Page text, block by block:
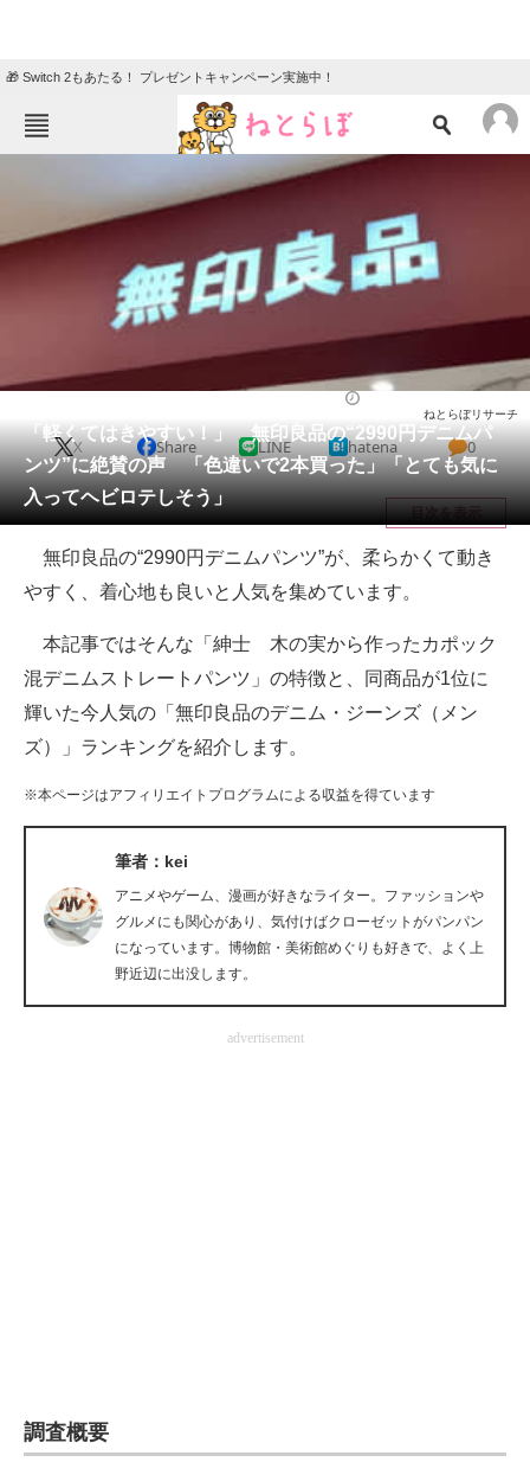
🎁 Switch 2もあたる！ プレゼントキャンペーン実施中！
エンタメ クイズ
地域
動物 リサーチ
会員記事
メディア
注目記事を集めた総合ページ
ITの今と未来を見通す
スマホと通信の最新トレンド
進化するPCとデバイスの未来
ビジネスと働き方のヒント
企業ITのトレンドを詳説
経営リーダーのコミュニティ
ITエンジニア向け専門サイト
建設×テクノロジーの最前線
「軽くてはきやすい！」 無印良品の“2990円デニムパ
ンツ”に絶賛の声 「色違いで2本買った」「とても気に
入ってヘビロテしそう」
ねとらぼリサーチ
X Share LINE hatena 0
目次を表示
無印良品の“2990円デニムパンツ”が、柔らかくて動き
やすく、着心地も良いと人気を集めています。
本記事ではそんな「紳士 木の実から作ったカポック
混デニムストレートパンツ」の特徴と、同商品が1位に
輝いた今人気の「無印良品のデニム・ジーンズ（メン
ズ）」ランキングを紹介します。
※本ページはアフィリエイトプログラムによる収益を得ています
筆者：kei
アニメやゲーム、漫画が好きなライター。ファッションや
グルメにも関心があり、気付けばクローゼットがパンパン
になっています。博物館・美術館めぐりも好きで、よく上
野近辺に出没します。
advertisement
調査概要